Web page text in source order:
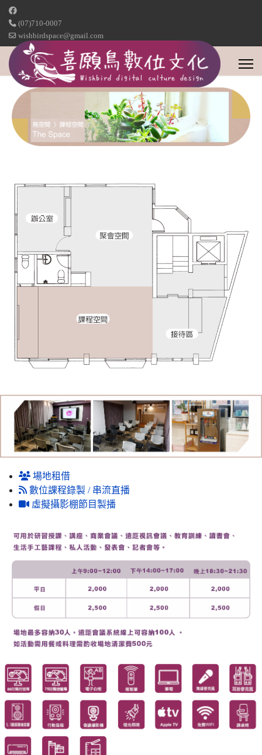
(07)710-0007
wishbirdspace@gmail.com
場地租借
數位課程錄製 / 串流直播
虛擬攝影棚節目製播